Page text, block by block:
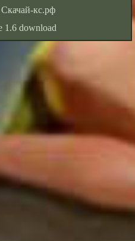
кс.рф
1.6 download